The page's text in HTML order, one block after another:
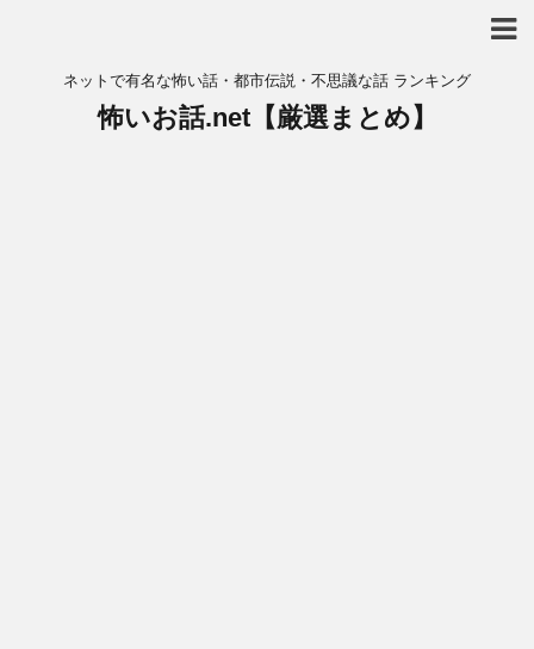
ネットで有名な怖い話・都市伝説・不思議な話 ランキング
怖いお話.net【厳選まとめ】